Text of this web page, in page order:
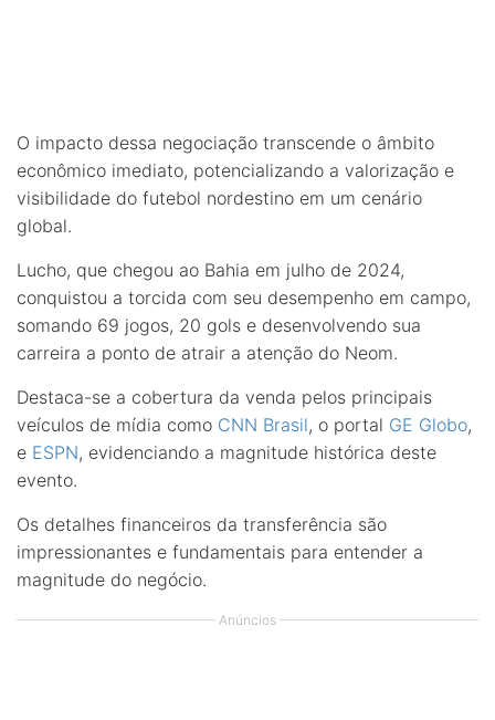
O impacto dessa negociação transcende o âmbito
econômico imediato, potencializando a valorização e
visibilidade do futebol nordestino em um cenário
global.
Lucho, que chegou ao Bahia em julho de 2024,
conquistou a torcida com seu desempenho em campo,
somando 69 jogos, 20 gols e desenvolvendo sua
carreira a ponto de atrair a atenção do Neom.
Destaca-se a cobertura da venda pelos principais
veículos de mídia como CNN Brasil, o portal GE Globo,
e ESPN, evidenciando a magnitude histórica deste
evento.
Os detalhes financeiros da transferência são
impressionantes e fundamentais para entender a
magnitude do negócio.
Anúncios